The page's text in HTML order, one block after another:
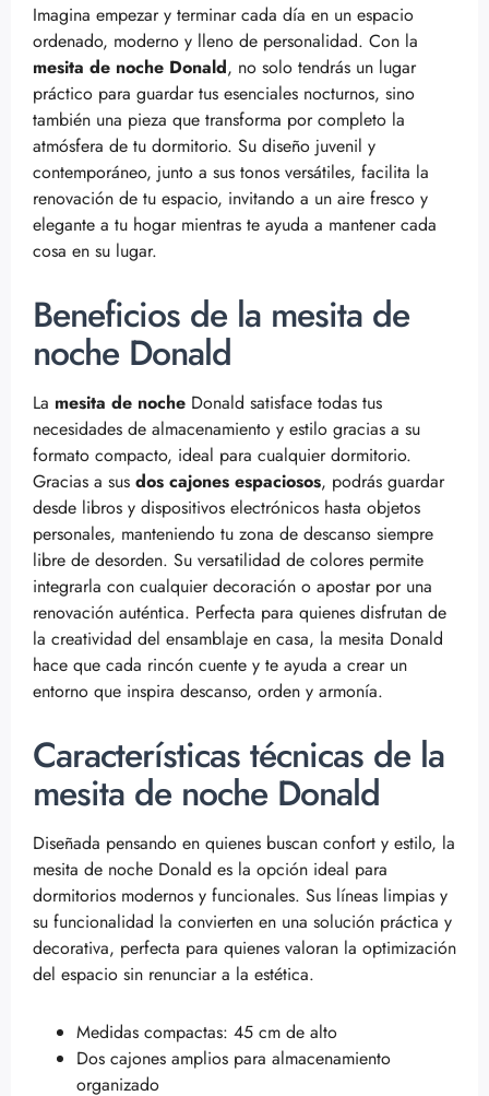
Imagina empezar y terminar cada día en un espacio
ordenado, moderno y lleno de personalidad. Con la
mesita de noche Donald, no solo tendrás un lugar
práctico para guardar tus esenciales nocturnos, sino
también una pieza que transforma por completo la
atmósfera de tu dormitorio. Su diseño juvenil y
contemporáneo, junto a sus tonos versátiles, facilita la
renovación de tu espacio, invitando a un aire fresco y
elegante a tu hogar mientras te ayuda a mantener cada
cosa en su lugar.
Beneficios de la mesita de
noche Donald
La mesita de noche Donald satisface todas tus
necesidades de almacenamiento y estilo gracias a su
formato compacto, ideal para cualquier dormitorio.
Gracias a sus dos cajones espaciosos, podrás guardar
desde libros y dispositivos electrónicos hasta objetos
personales, manteniendo tu zona de descanso siempre
libre de desorden. Su versatilidad de colores permite
integrarla con cualquier decoración o apostar por una
renovación auténtica. Perfecta para quienes disfrutan de
la creatividad del ensamblaje en casa, la mesita Donald
hace que cada rincón cuente y te ayuda a crear un
entorno que inspira descanso, orden y armonía.
Características técnicas de la
mesita de noche Donald
Diseñada pensando en quienes buscan confort y estilo, la
mesita de noche Donald es la opción ideal para
dormitorios modernos y funcionales. Sus líneas limpias y
su funcionalidad la convierten en una solución práctica y
decorativa, perfecta para quienes valoran la optimización
del espacio sin renunciar a la estética.
Medidas compactas: 45 cm de alto
Dos cajones amplios para almacenamiento
organizado